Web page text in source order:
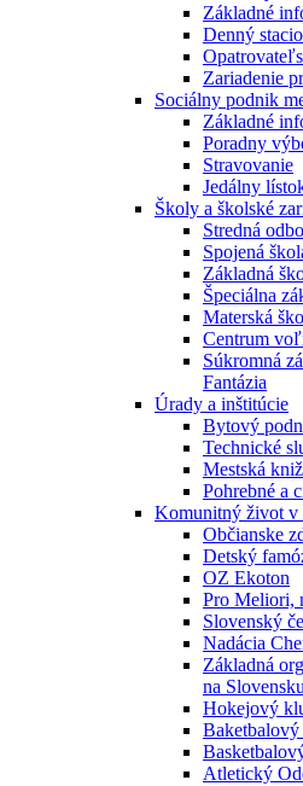
Základné
Denný
Zariadenie
Sociálny podnik
Základné
Poradny
Stravovanie
Jedálny
Školy a školské
Stredná
Spojená
Základná
Špeciálna
Materská
Centrum
Súkromná
Fantázia
Úrady a inštitúcie
Bytový
Technické
Mestská
Pohrebné a
Komunitný život v
Občianske
Detský
OZ Ekoton
Pro Meliori,
Slovenský
Nadácia
Základná
na Slovensku
Hokejový
Atletický